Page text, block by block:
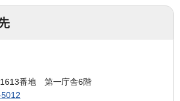
番地 第一庁舎6階